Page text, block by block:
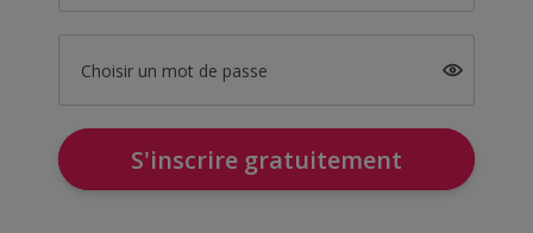
Choisir un mot de passe
S'inscrire gratuitement